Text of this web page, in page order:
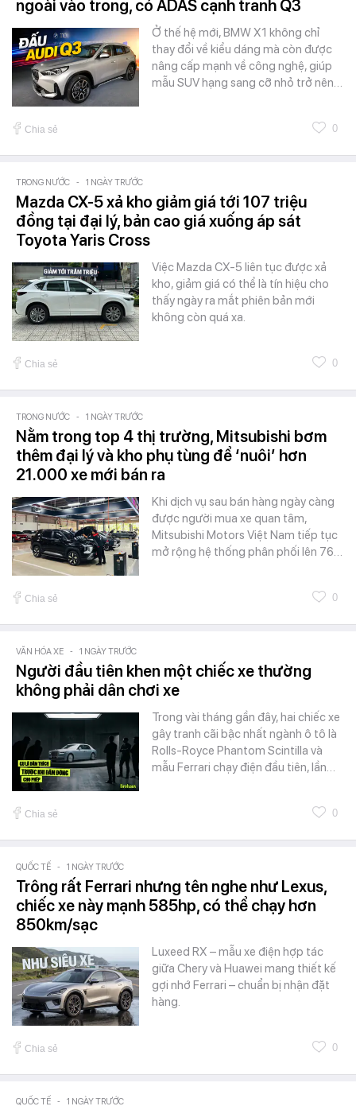
ngoài vào trong, có ADAS cạnh tranh Q3
Ở thế hệ mới, BMW X1 không chỉ
thay đổi về kiểu dáng mà còn được
nâng cấp mạnh về công nghệ, giúp
mẫu SUV hạng sang cỡ nhỏ trở nên…
Chia sẻ 0
TRONG NƯỚC - 1 NGÀY TRƯỚC
Mazda CX-5 xả kho giảm giá tới 107 triệu
đồng tại đại lý, bản cao giá xuống áp sát
Toyota Yaris Cross
Việc Mazda CX-5 liên tục được xả
kho, giảm giá có thể là tín hiệu cho
thấy ngày ra mắt phiên bản mới
không còn quá xa.
Chia sẻ 0
TRONG NƯỚC - 1 NGÀY TRƯỚC
Nằm trong top 4 thị trường, Mitsubishi bơm
thêm đại lý và kho phụ tùng để ‘nuôi’ hơn
21.000 xe mới bán ra
Khi dịch vụ sau bán hàng ngày càng
được người mua xe quan tâm,
Mitsubishi Motors Việt Nam tiếp tục
mở rộng hệ thống phân phối lên 76…
Chia sẻ 0
VĂN HÓA XE - 1 NGÀY TRƯỚC
Người đầu tiên khen một chiếc xe thường
không phải dân chơi xe
Trong vài tháng gần đây, hai chiếc xe
gây tranh cãi bậc nhất ngành ô tô là
Rolls-Royce Phantom Scintilla và
mẫu Ferrari chạy điện đầu tiên, lần…
Chia sẻ 0
QUỐC TẾ - 1 NGÀY TRƯỚC
Trông rất Ferrari nhưng tên nghe như Lexus,
chiếc xe này mạnh 585hp, có thể chạy hơn
850km/sạc
Luxeed RX – mẫu xe điện hợp tác
giữa Chery và Huawei mang thiết kế
gợi nhớ Ferrari – chuẩn bị nhận đặt
hàng.
Chia sẻ 0
QUỐC TẾ - 1 NGÀY TRƯỚC